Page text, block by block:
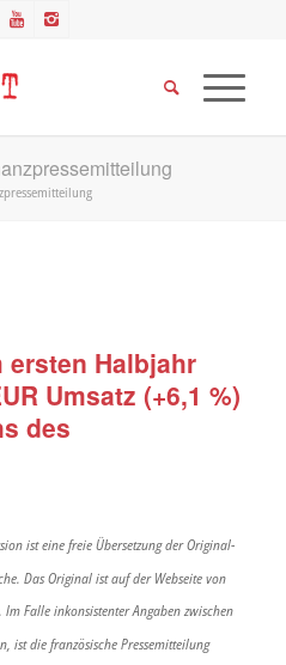
ersten Halbjahr
Umsatz (+6,1 %)
des
ist eine freie Übersetzung der Original-
Das Original ist auf der Webseite von
Falle inkonsistenter Angaben zwischen
ist die französische Pressemitteilung